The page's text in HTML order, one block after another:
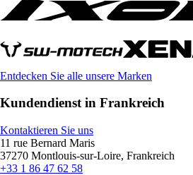
Entdecken Sie alle unsere Marken
Kundendienst in Frankreich
Kontaktieren Sie uns
11 rue Bernard Maris
37270 Montlouis-sur-Loire, Frankreich
+33 1 86 47 62 58